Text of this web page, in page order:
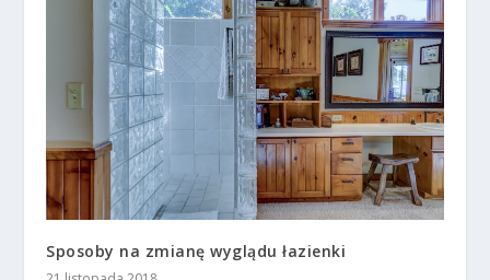
Sposoby na zmianę wyglądu łazienki